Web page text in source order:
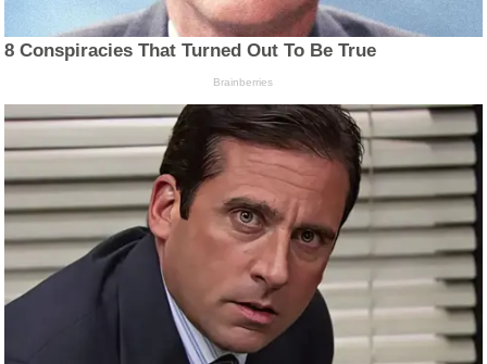
8 Conspiracies That Turned Out To Be True
Brainberries